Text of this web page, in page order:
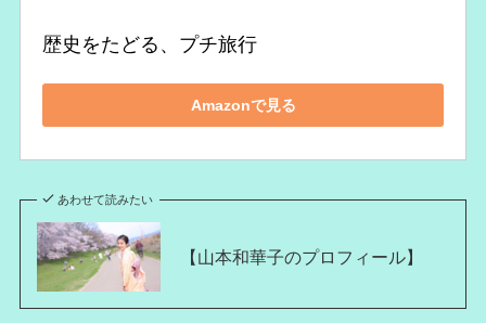
歴史をたどる、プチ旅行
Amazonで見る
あわせて読みたい
【山本和華子のプロフィール】